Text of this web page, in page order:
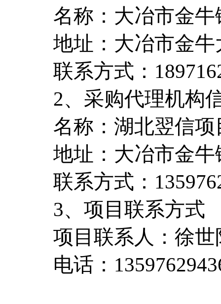
名称：大冶市金
地址：大冶市金牛
联系方式：
2、采购代理机构
名称：湖北翌信
地址：大冶市金牛
联系方式：
3、项目联系方式
项目联系人：徐世
电话：